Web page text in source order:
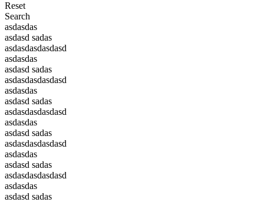
Reset
Search
asdasdas
asdasd sadas
asdasdasdasdasd
asdasdas
asdasd sadas
asdasdasdasdasd
asdasdas
asdasd sadas
asdasdasdasdasd
asdasdas
asdasd sadas
asdasdasdasdasd
asdasdas
asdasd sadas
asdasdasdasdasd
asdasdas
asdasd sadas